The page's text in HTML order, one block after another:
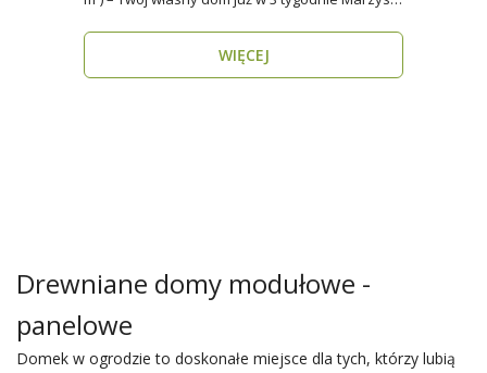
WIĘCEJ
Drewniane domy modułowe -
panelowe
Domek w ogrodzie to doskonałe miejsce dla tych, którzy lubią